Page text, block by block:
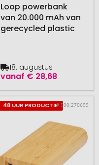
Loop powerbank
van 20.000 mAh van
gerecycled plastic
vanaf € 28,68
18. augustus
48 UUR PRODUCTIE# 500.270699